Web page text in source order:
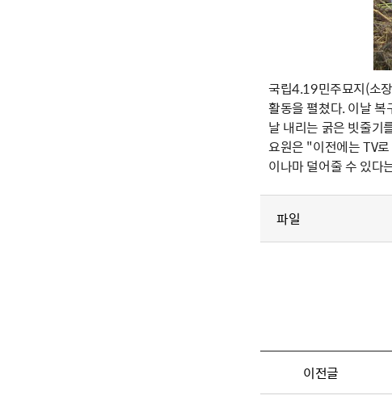
국립4.19민주묘지(소
활동을 펼쳤다. 이날
날 내리는 굵은 빗줄기
요원은 "이전에는 TV
이나마 덜어줄 수 있다
파일
이전글